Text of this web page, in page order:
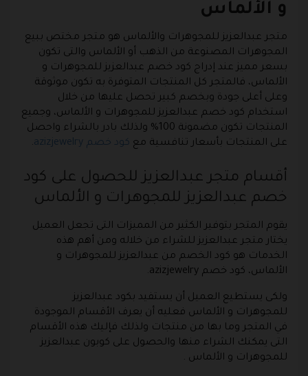
و الألماس
متجر عبدالعزيز للمجوهرات والألماس هو متجر مختص ببيع
المجوهرات المصنوعة من الذهب أو الألماس والتى تكون
بسعر مميز عند إدراج كود خصم عبدالعزيز للمجوهرات و
الألماس، فالمتجر كل المنتجات المتوفرة به تكون موثوقة
وعلى أعلى جودة وبخصم كبير تحصل عليها من خلال
استخدام كود خصم عبدالعزيز للمجوهرات و الألماس، وجميع
المنتجات تكون مضمونة 100% ولذلك بادر بالشراء واحصل
على المنتجات بأسعار تنافسية مع كود خصم azizjewelry .
أقسام متجر عبدالعزيز للحصول على كود
خصم عبدالعزيز للمجوهرات و الألماس
يقوم المتجر بتوفير الكثير من المميزات التى تجعل العميل
يختار متجر عبدالعزيز للشراء من خلاله ومن أهم هذه
الخدمات هو كود الخصم من عبدالعزيز للمجوهرات و
الألماس، كود خصم azizjewelry.
ولكى يستطيع العميل أن يستفيد بكود عبدالعزيز
للمجوهرات و الألماس فعليه أن يعرف الأقسام الموجودة
في المتجر وما بها من منتجات ولذلك فإليك هذه الأقسام
التى يمكنك الشراء منها والحصول على كوبون عبدالعزيز
للمجوهرات و الألماس .